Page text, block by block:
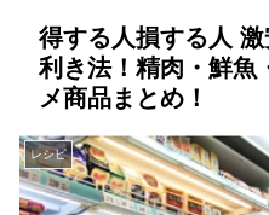
得する人損する人
利き法！精肉・鮮魚
メ商品まとめ！
レシピ